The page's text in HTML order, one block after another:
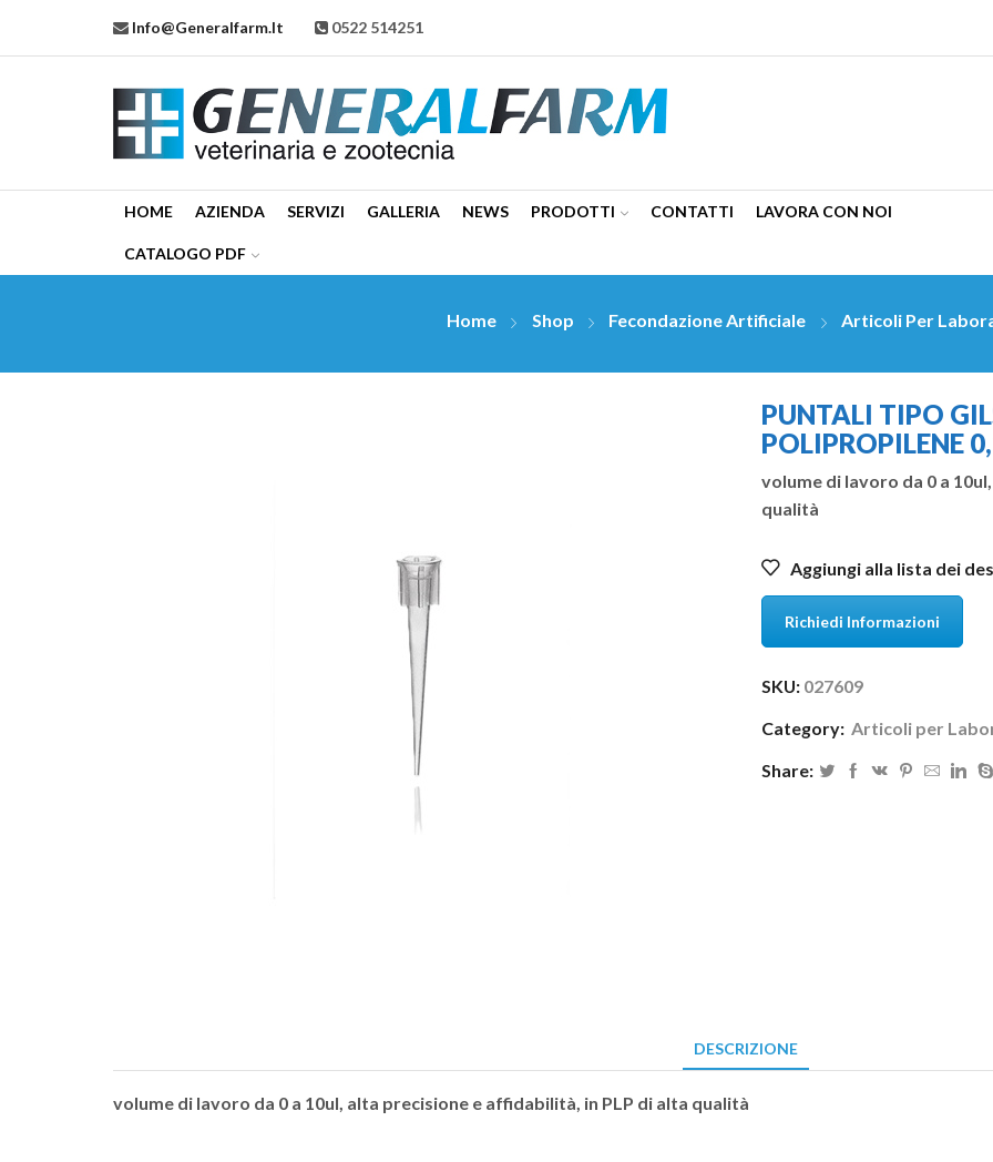
Info@generalfarm.it 0522 514251
HOME AZIENDA SERVIZI GALLERIA NEWS PRODOTTI CONTATTI LAVORA CON NOI
CATALOGO PDF
Home Shop Fecondazione Artificiale Articoli Per
PUNTALI TIPO
POLIPROPILENE
volume di lavoro da 0 a
qualità
Aggiungi alla lista dei
Richiedi Informazioni
SKU: 027609
Category: Articoli per
Share:
DESCRIZIONE
volume di lavoro da 0 a 10ul, alta precisione e affidabilità, in PLP di alta qualità